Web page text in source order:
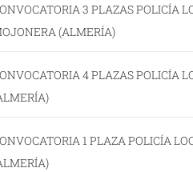
3 PLAZAS POLICÍA
(ALMERÍA)
4 PLAZAS POLICÍA
1 PLAZA POLICÍA